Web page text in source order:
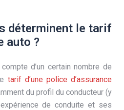
déterminent le tarif
auto ?
d’un certain nombre de
tarif d’une police d’assurance
du profil du conducteur (y
de conduite et ses